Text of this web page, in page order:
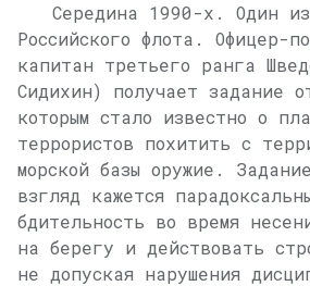
Середина 1990-х. Один из
Российского флота. Офицер-
капитан третьего ранга
Сидихин) получает задание
которым стало известно о
террористов похитить с
морской базы оружие.
взгляд кажется
бдительность во время
на берегу и действовать
не допуская нарушения